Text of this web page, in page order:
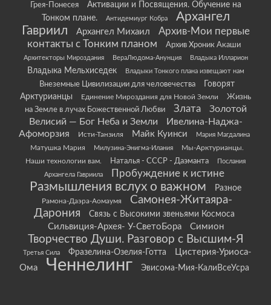
Грея-Понесея
Активации и Посвящения. Обучение на
Тонком плане.
Антидемиург Кобра
Архангел
Гавриил
Архангел Михаил
Архив-Мои первые
контакты с Тонким планом
Архив Хроник Акаши
Архитекторы Мироздания ВераЛюдома-Анунция Владыка Илларион
Владыка Мельхиседек Владыки Тонкого плана извещают нам
Внеземные Цивилизации для человечества
Говорят
Арктурианцы
Единение Мироздания для Новой Земли
Жизнь
на Земле в лучах Божественной Любви
Злата
Золотой
Велисий — Бог Неба и Земли
Ивелина-Наджа-
Афоморзия
Исти-Танзиля Майк Куинси Мария Магдалина
Матушка Мария Милузина-Энигма-Илания
Мы-Арктурианцы.
Наши технологии вам.
Наталья - СССР - Даэманта
Послания
Архангела Гавриила
Пробуждение к истине
Размышления вслух о важном Разное
Рамона-Даэра-Аомаумя
Самонея-Житаяра-
Дарония
Связь с Высокими звеньями Космоса
Сильвиция-Архея- У-СветоБора Симион
Творчество Души. Разговор с Высшим-Я
Третья Сила Фразелина-Озелия-Готта
Цистерия-Уриоса-
Ома
Ченнелинг Эвисома-Мия-КалиВсеУсра